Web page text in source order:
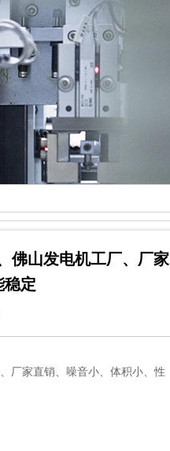
佛山发电机工厂、厂家
稳定
厂家直销、噪音小、体积小、性